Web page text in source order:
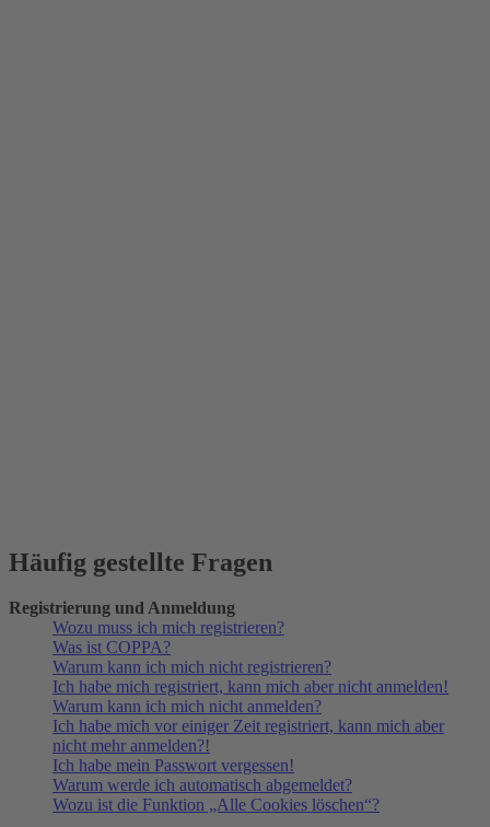
Häufig gestellte Fragen
Registrierung und Anmeldung
Wozu muss ich mich registrieren?
Was ist COPPA?
Warum kann ich mich nicht registrieren?
Ich habe mich registriert, kann mich aber nicht anmelden!
Warum kann ich mich nicht anmelden?
Ich habe mich vor einiger Zeit registriert, kann mich aber
nicht mehr anmelden?!
Ich habe mein Passwort vergessen!
Warum werde ich automatisch abgemeldet?
Wozu ist die Funktion „Alle Cookies löschen“?